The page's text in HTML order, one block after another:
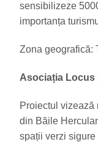
sensibilizeze
importanța
Zona geografică:
Asociația Locus
Proiectul
din Băile
spații verzi